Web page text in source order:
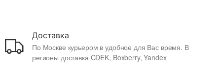
Доставка
По Москве курьером в удобное для Вас время. В
регионы доставка CDEK, Boxberry, Yandex